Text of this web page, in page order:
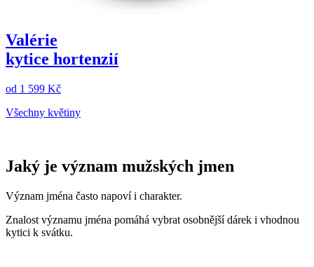
Valérie
kytice hortenzií
od 1 599 Kč
Všechny květiny
Jaký je význam mužských jmen
Význam jména často napoví i charakter.
Znalost významu jména pomáhá vybrat osobnější dárek i vhodnou
kytici k svátku.